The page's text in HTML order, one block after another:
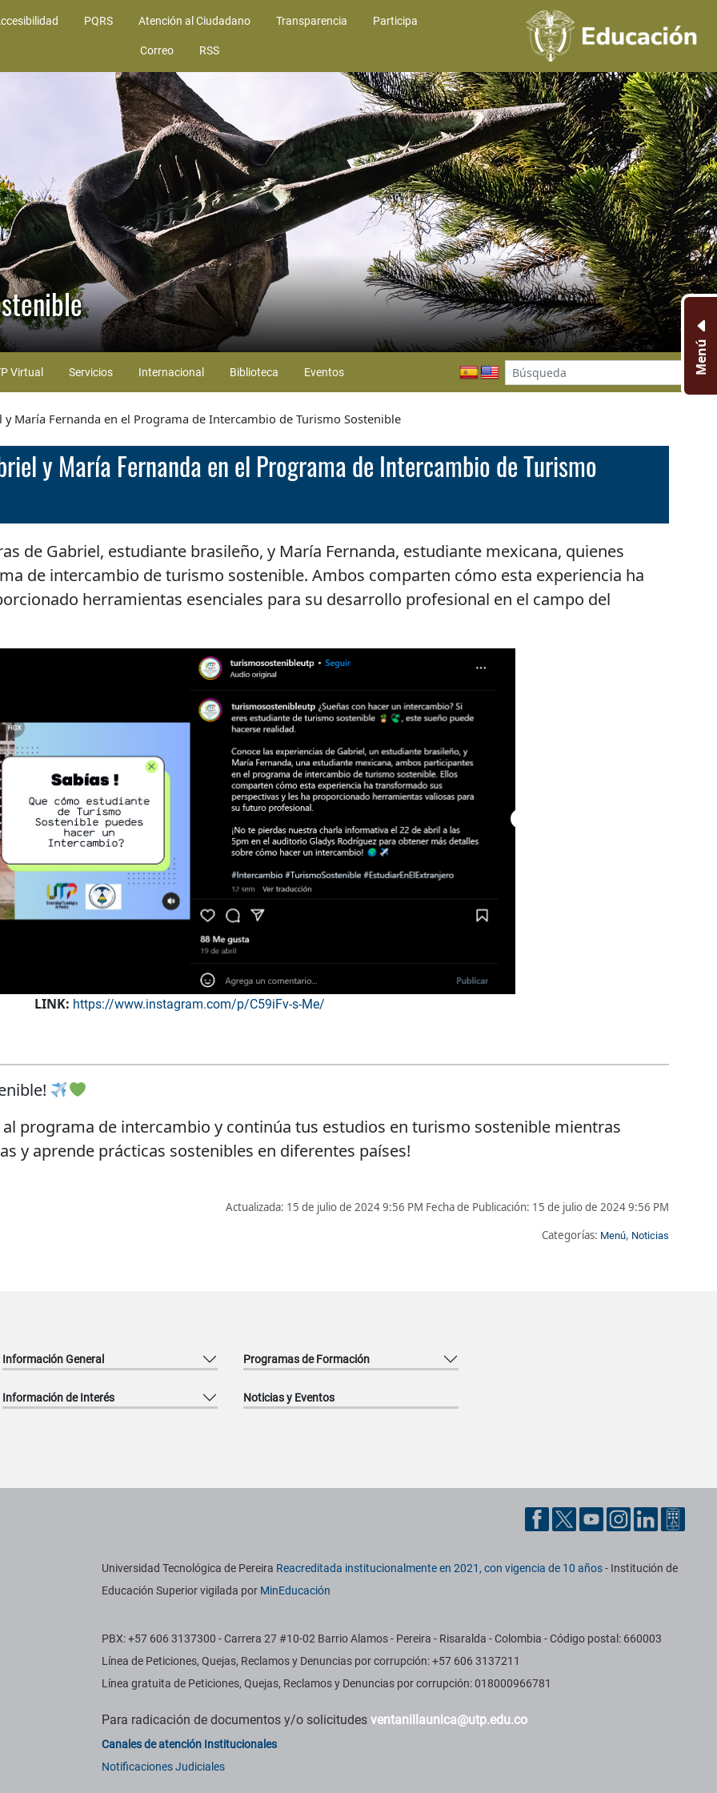
PQRS Atención al Ciudadano Transparencia Participa
Correo RSS
Virtual Servicios Internacional Biblioteca Eventos
María Fernanda en el Programa de Intercambio de Turismo Sostenible
y María Fernanda en el Programa de Intercambio de Turismo
de Gabriel, estudiante brasileño, y María Fernanda, estudiante mexicana, quienes
de intercambio de turismo sostenible. Ambos comparten cómo esta experiencia ha
herramientas esenciales para su desarrollo profesional en el campo del
LINK: https://www.instagram.com/p/C59iFv-s-Me/
programa de intercambio y continúa tus estudios en turismo sostenible mientras
y aprende prácticas sostenibles en diferentes países!
Actualizada: 15 de julio de 2024 9:56 PM Fecha de Publicación: 15 de julio de 2024 9:56 PM
Categorías: Menú, Noticias
Menú
Información General Programas de Formación
Información de Interés Noticias y Eventos
Información institucional
Universidad Tecnológica de Pereira Reacreditada institucionalmente en 2021, con vigencia de 10 años- Institución de
Educación Superior vigilada por MinEducación
PBX: +57 606 3137300 - Carrera 27 #10-02 Barrio Alamos - Pereira - Risaralda - Colombia - Código postal: 660003
Línea de Peticiones, Quejas, Reclamos y Denuncias por corrupción: +57 606 3137211
Línea gratuita de Peticiones, Quejas, Reclamos y Denuncias por corrupción: 018000966781
Para radicación de documentos y/o solicitudesventanillaunica@utp.edu.co
Canales de atención Institucionales
Notificaciones Judiciales